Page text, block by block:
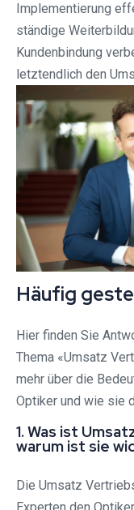
Implementierung
ständige
Kundenbindung
letztendlich den
Häufig
Hier finden Sie
Thema «Umsatz
mehr über die
Optiker und wie sie
1. Was ist
warum ist sie
Die Umsatz